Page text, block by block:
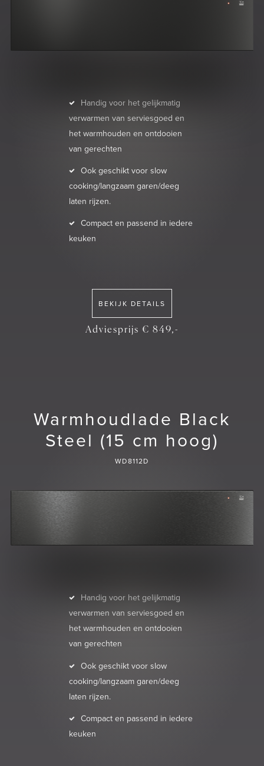
Handig voor het gelijkmatig
verwarmen van serviesgoed en
het warmhouden en ontdooien
van gerechten
Ook geschikt voor slow
cooking/langzaam garen/deeg
laten rijzen.
Compact en passend in iedere
keuken
BEKIJK DETAILS
Adviesprijs € 849,-
Warmhoudlade Black
Steel (15 cm hoog)
WD8112D
Handig voor het gelijkmatig
verwarmen van serviesgoed en
het warmhouden en ontdooien
van gerechten
Ook geschikt voor slow
cooking/langzaam garen/deeg
laten rijzen.
Compact en passend in iedere
keuken